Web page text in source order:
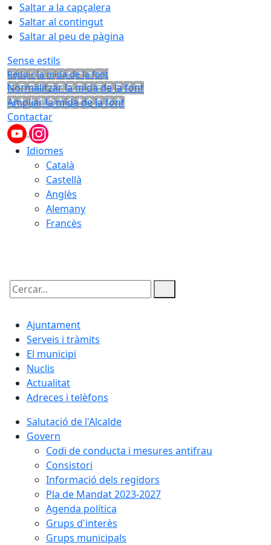
Saltar a la capçalera
Saltar al contingut
Saltar al peu de pàgina
Sense estils
Reduir la mida de la font
Normalitzar la mida de la font
Ampliar la mida de la font
Contactar
Idiomes
Català
Castellà
Anglès
Alemany
Francès
Cercar:
Ajuntament
Serveis i tràmits
El municipi
Nuclis
Actualitat
Adreces i telèfons
Salutació de l'Alcalde
Govern
Codi de conducta i mesures antifrau
Consistori
Informació dels regidors
Pla de Mandat 2023-2027
Agenda política
Grups d'interès
Grups municipals